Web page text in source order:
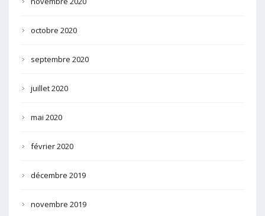
octobre 2020
septembre 2020
juillet 2020
mai 2020
février 2020
décembre 2019
novembre 2019